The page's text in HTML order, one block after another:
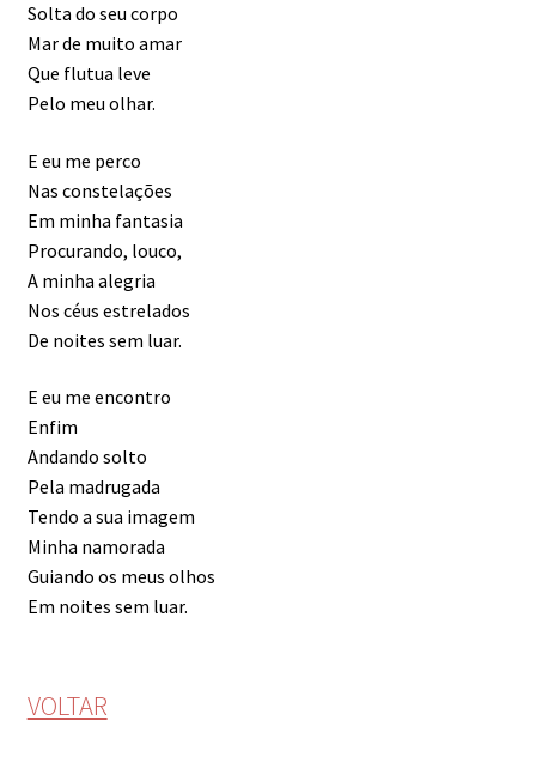
Letras de Música | Manhãs
Letras de Música | Sereia
Livro – Canções de Amor para Eduarda
Livro – Eduarda
Livro – Poemas para Pequeninos
Livros Publicados
Solta do seu corpo
Mar de muito amar
Que flutua leve
Pelo meu olhar.
E eu me perco
Nas constelações
Em minha fantasia
Procurando, louco,
A minha alegria
Nos céus estrelados
De noites sem luar.
E eu me encontro
Enfim
Andando solto
Pela madrugada
Tendo a sua imagem
Minha namorada
Guiando os meus olhos
Em noites sem luar.
VOLTAR